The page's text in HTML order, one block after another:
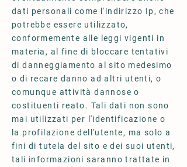
dati personali come l'indirizzo Ip, che
potrebbe essere utilizzato,
conformemente alle leggi vigenti in
materia, al fine di bloccare tentativi
di danneggiamento al sito medesimo
o di recare danno ad altri utenti, o
comunque attività dannose o
costituenti reato. Tali dati non sono
mai utilizzati per l'identificazione o
la profilazione dell'utente, ma solo a
fini di tutela del sito e dei suoi utenti,
tali informazioni saranno trattate in